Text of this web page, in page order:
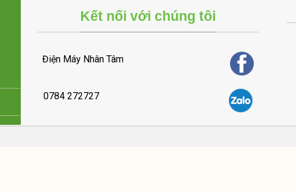
Kết nối với chúng tôi
Điện Máy Nhân Tâm
0784 272727